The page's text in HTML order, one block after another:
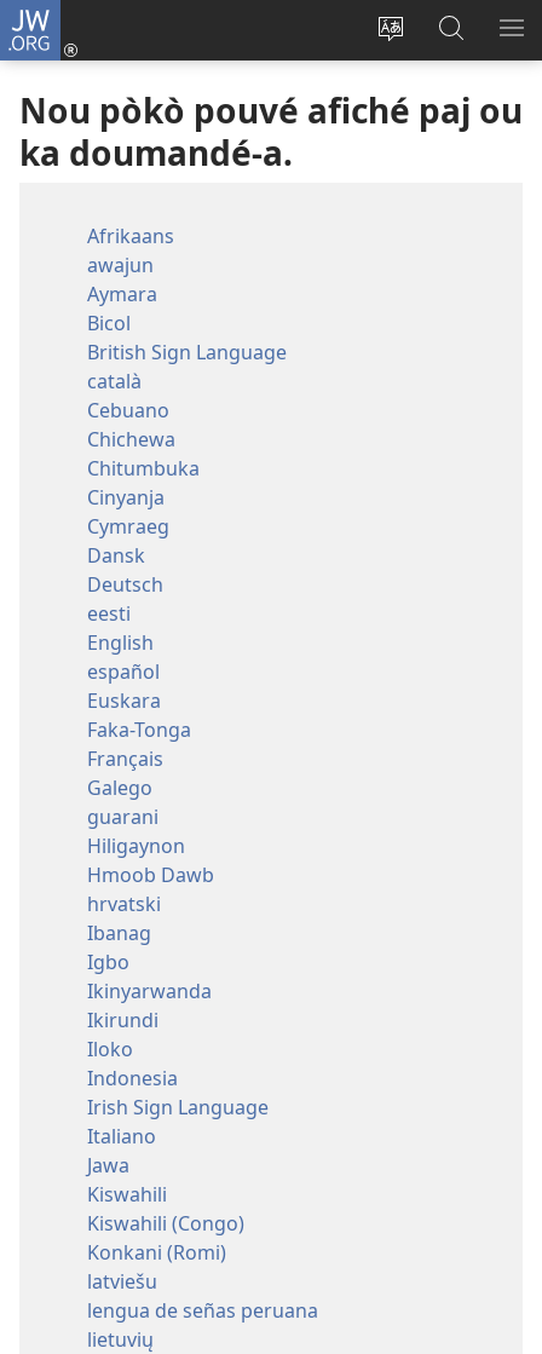
JW.ORG
Chanjé
sit-
a
Konèkté
so
(opens
new
Pou
anlè
JW.ORG
A
Nou pòkò pouvé afiché paj ou
ka doumandé-a.
Afrikaans
awajun
Aymara
Bicol
British Sign Language
català
Cebuano
Chichewa
Chitumbuka
Cinyanja
Cymraeg
Dansk
Deutsch
eesti
English
español
Euskara
Faka-Tonga
Français
Galego
guarani
Hiligaynon
Hmoob Dawb
hrvatski
Ibanag
Igbo
Ikinyarwanda
Ikirundi
Iloko
Indonesia
Irish Sign Language
Italiano
Jawa
Kiswahili
Kiswahili (Congo)
Konkani (Romi)
latviešu
lengua de señas peruana
lietuvių